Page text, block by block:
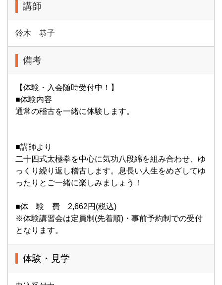
講師
鈴木 恭子
備考
【体験・入会随時受付中！】
■体験内容
通常の稽古を一緒に体験します。
■講師より
二十四式太極拳を中心に気功八段綿を組み合わせ、ゆ
っくり繰り返し稽古します。息長い人生をめざしてゆ
ったりとご一緒に楽しみましょう！
■体 験 費 2,662円(税込)
※体験講習会は定員制(先着順)・事前予約制での受付
となります。
体験・見学